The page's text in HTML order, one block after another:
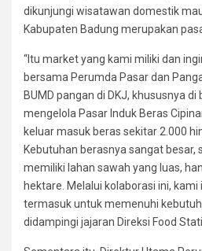
dikunjungi wisatawan domestik
Kabupaten Badung merupakan
“Itu market yang kami miliki dan
bersama Perumda Pasar dan
BUMD pangan di DKJ, khususnya
mengelola Pasar Induk Beras
keluar masuk beras sekitar 2.000
Kebutuhan berasnya sangat
memiliki lahan sawah yang luas,
hektare. Melalui kolaborasi ini,
termasuk untuk memenuhi
didampingi jajaran Direksi Food